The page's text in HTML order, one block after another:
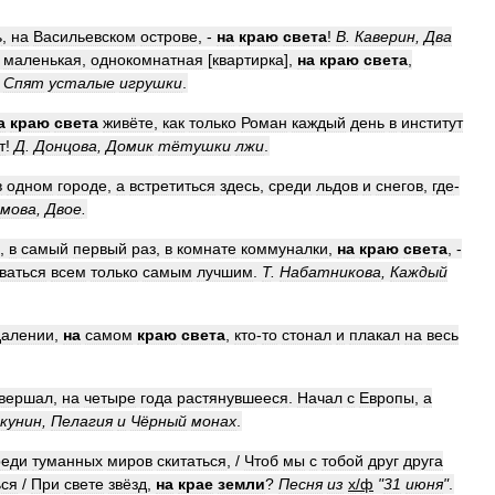
на Васильевском острове , - на краю света! В Каверин Два
маленькая однокомнатная [квартирка], на краю света
Спят усталые игрушки
краю света живёте как только Роман каждый день в институт
! Д Донцова Домик тётушки лжи
одном городе а встретиться здесь среди льдов и снегов где-
Двое
в самый первый раз в комнате коммуналки на краю света , -
всем только самым лучшим Т. Набатникова Каждый
на самом краю света кто-то стонал и плакал на весь
на четыре года растянувшееся Начал с Европы а
Пелагия и Чёрный монах
туманных миров скитаться , / Чтоб мы с тобой друг друга
/ При свете звёзд на крае земли? Песня из х/ф "31 июня".